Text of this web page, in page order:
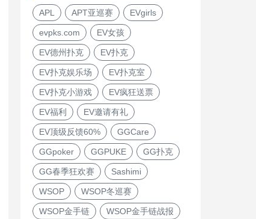
APL APT亚巡赛 EVgirls
evpks.com EV女孩
EV德州扑克 EV扑克
EV扑克娱乐场 EV扑克室
EV扑克小游戏 EV疯狂送票
EV福利 EV邀请有礼
EV顶级反馈60% GGCare
GGpoker GGPUKE GG扑克
GG春季狂欢赛 Sashimi
WSOP WSOP冬巡赛
WSOP金手链 WSOP金手链战报